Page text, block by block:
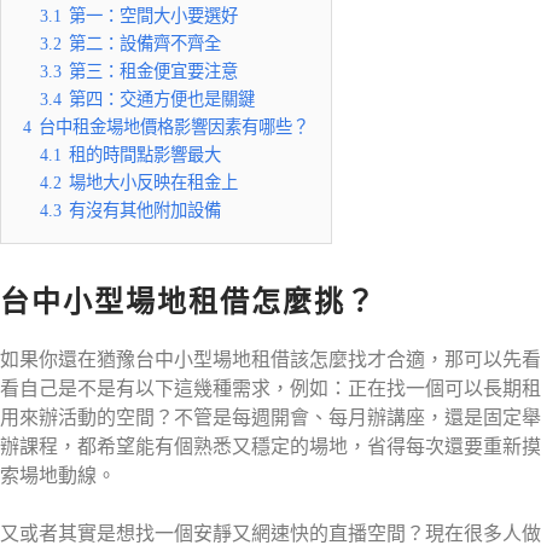
3.1 第一：空間大小要選好
3.2 第二：設備齊不齊全
3.3 第三：租金便宜要注意
3.4 第四：交通方便也是關鍵
4 台中租金場地價格影響因素有哪些？
4.1 租的時間點影響最大
4.2 場地大小反映在租金上
4.3 有沒有其他附加設備
台中小型場地租借怎麼挑？
如果你還在猶豫台中小型場地租借該怎麼找才合適，那可以先看
看自己是不是有以下這幾種需求，例如：正在找一個可以長期租
用來辦活動的空間？不管是每週開會、每月辦講座，還是固定舉
辦課程，都希望能有個熟悉又穩定的場地，省得每次還要重新摸
索場地動線。
又或者其實是想找一個安靜又網速快的直播空間？現在很多人做